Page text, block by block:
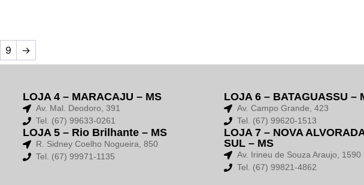
9 →
LOJA 4 – MARACAJU – MS
Av. Mal. Deodoro, 391
Tel. (67) 99633-0261
LOJA 5 – Rio Brilhante – MS
R. Sidney Coelho Nogueira, 850
Tel. (67) 99971-1135
LOJA 6 – BATAGUASSU –
Av. Campo Grande, 423
Tel. (67) 99620-1513
LOJA 7 – NOVA
SUL – MS
Av. Irineu de Souza Araujo, 1590
Tel. (67) 99821-4862